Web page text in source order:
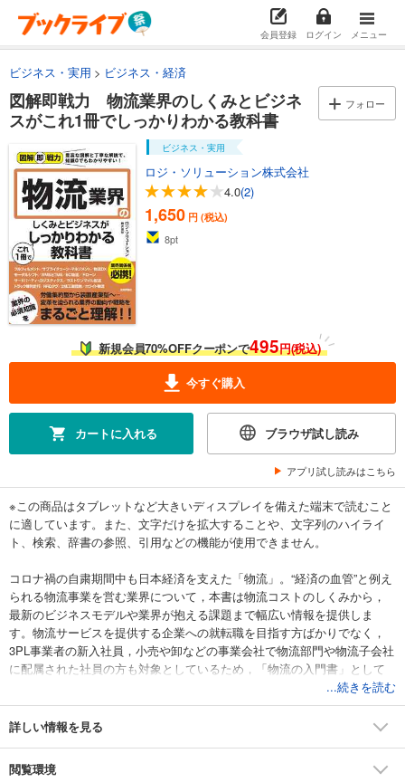
会員登録 ログイン メニュー
ビジネス・実用 ビジネス・経済
図解即戦力 物流業界のしくみとビジネ
スがこれ1冊でしっかりわかる教科書
フォロー
ビジネス・実用
ロジ・ソリューション株式会社
4.0(2)
1,650 円 (税込)
8pt
新規会員70%OFFクーポンで495円(税込)
今すぐ購入
カートに入れる ブラウザ試し読み
アプリ試し読みはこちら
※この商品はタブレットなど大きいディスプレイを備えた端末で読むこと
に適しています。また、文字だけを拡大することや、文字列のハイライ
ト、検索、辞書の参照、引用などの機能が使用できません。
コロナ禍の自粛期間中も日本経済を支えた「物流」。“経済の血管”と例え
られる物流事業を営む業界について，本書は物流コストのしくみから，
最新のビジネスモデルや業界が抱える課題まで幅広い情報を提供しま
す。物流サービスを提供する企業への就転職を目指す方ばかりでなく，
3PL事業者の新入社員，小売や卸などの事業会社で物流部門や物流子会社
に配属された社員の方も対象としているため，「物流の入門書」として
もお読みいただけます。業界を俯瞰する客観的なデータだけでなく，物
流業務に携わる者が身につけるべき知識を丁寧に解説します。
...続きを読む
詳しい情報を見る
閲覧環境